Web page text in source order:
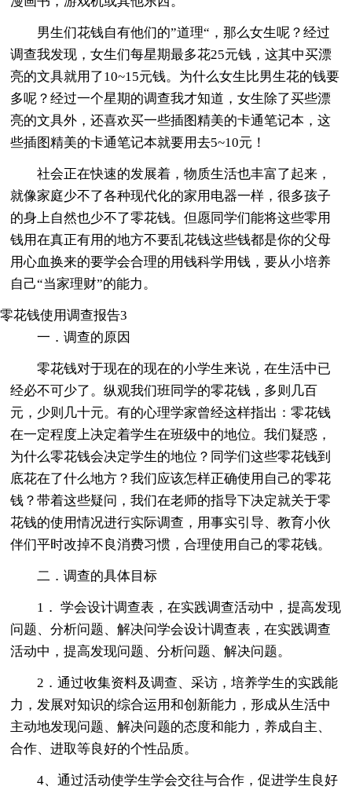
男生们花钱自有他们的”道理“，那么女生呢？经过
调查我发现，女生们每星期最多花25元钱，这其中买漂
亮的文具就用了10~15元钱。为什么女生比男生花的钱要
多呢？经过一个星期的调查我才知道，女生除了买些漂
亮的文具外，还喜欢买一些插图精美的卡通笔记本，这
些插图精美的卡通笔记本就要用去5~10元！
社会正在快速的发展着，物质生活也丰富了起来，
就像家庭少不了各种现代化的家用电器一样，很多孩子
的身上自然也少不了零花钱。但愿同学们能将这些零用
钱用在真正有用的地方不要乱花钱这些钱都是你的父母
用心血换来的要学会合理的用钱科学用钱，要从小培养
自己“当家理财”的能力。
零花钱使用调查报告3
一．调查的原因
零花钱对于现在的现在的小学生来说，在生活中已
经必不可少了。纵观我们班同学的零花钱，多则几百
元，少则几十元。有的心理学家曾经这样指出：零花钱
在一定程度上决定着学生在班级中的地位。我们疑惑，
为什么零花钱会决定学生的地位？同学们这些零花钱到
底花在了什么地方？我们应该怎样正确使用自己的零花
钱？带着这些疑问，我们在老师的指导下决定就关于零
花钱的使用情况进行实际调查，用事实引导、教育小伙
伴们平时改掉不良消费习惯，合理使用自己的零花钱。
二．调查的具体目标
1． 学会设计调查表，在实践调查活动中，提高发现
问题、分析问题、解决问学会设计调查表，在实践调查
活动中，提高发现问题、分析问题、解决问题。
2．通过收集资料及调查、采访，培养学生的实践能
力，发展对知识的综合运用和创新能力，形成从生活中
主动地发现问题、解决问题的态度和能力，养成自主、
合作、进取等良好的个性品质。
4、通过活动使学生学会交往与合作，促进学生良好